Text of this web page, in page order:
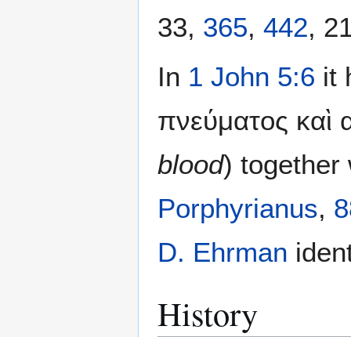
33, 365, 442,
In 1 John 5:6 it
πνεύματος καὶ
blood)
Porphyrianus,
D. Ehrman
History